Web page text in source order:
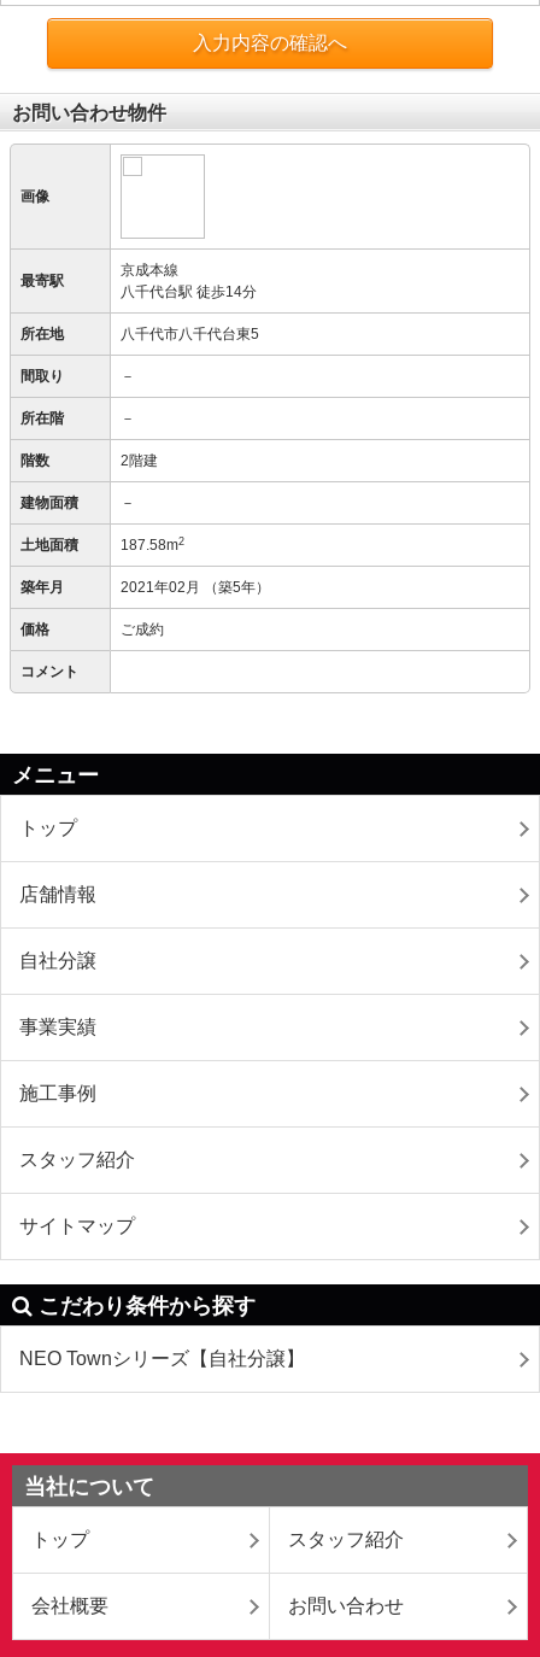
入力内容の確認へ
お問い合わせ物件
画像
最寄駅
京成本線
八千代台駅 徒歩14分
所在地 八千代市八千代台東5
間取り －
所在階 －
階数 2階建
建物面積 －
土地面積 187.58m2
築年月 2021年02月 （築5年）
価格 ご成約
コメント
メニュー
トップ
店舗情報
自社分譲
事業実績
施工事例
スタッフ紹介
サイトマップ
こだわり条件から探す
NEO Townシリーズ【自社分譲】
当社について
トップ スタッフ紹介
会社概要 お問い合わせ